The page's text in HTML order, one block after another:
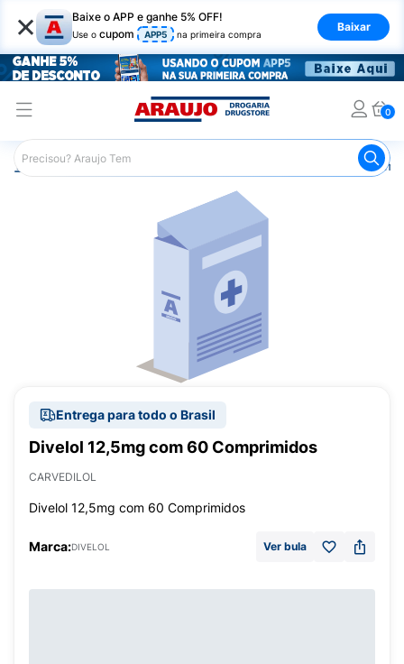
× Baixe o APP e ganhe 5% OFF!
Use o cupom APP5 na primeira compra
Baixar
0
Araujo Medicamentos
Entrega para todo o Brasil
Divelol 12,5mg com 60 Comprimidos
CARVEDILOL
Divelol 12,5mg com 60 Comprimidos
Marca:DIVELOL Ver bula